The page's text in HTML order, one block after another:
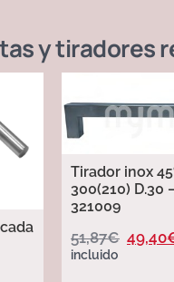
y tiradores
Tirador inox
300(210) D.30
321009
51,87€ 49,40
incluido